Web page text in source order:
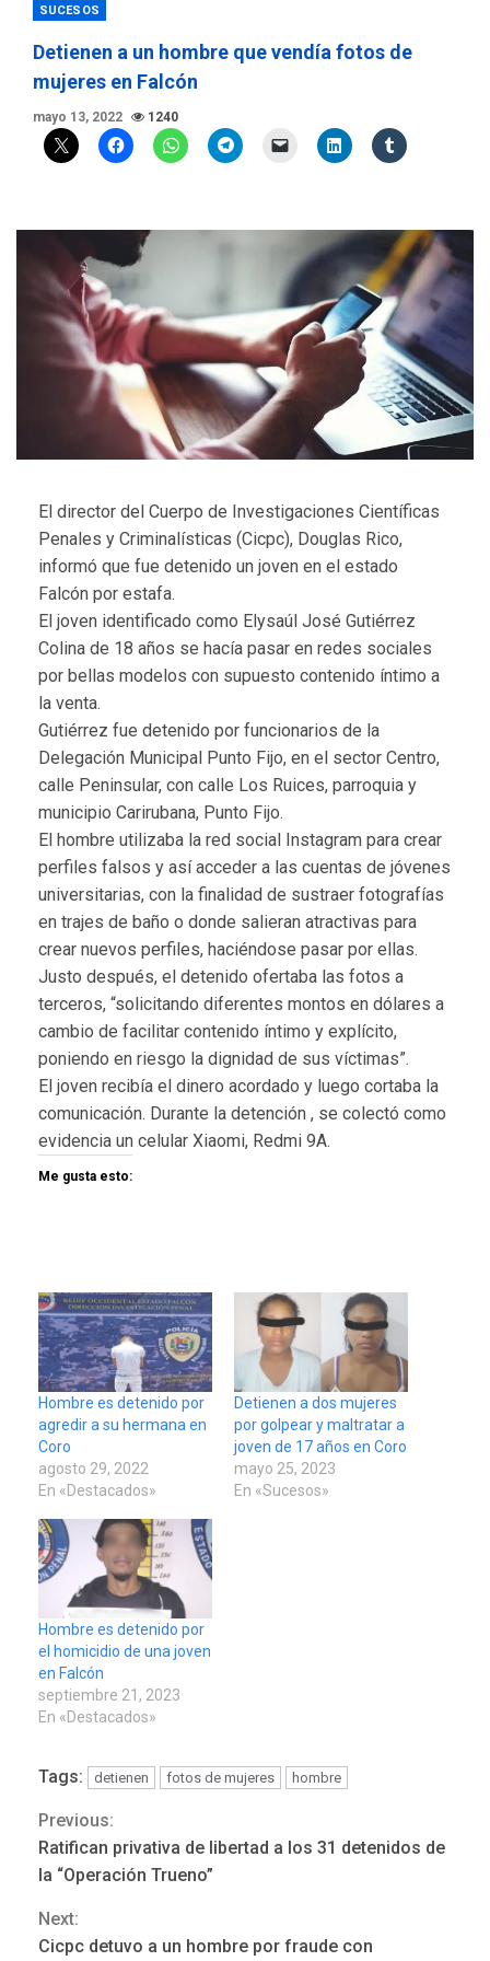
SUCESOS
Detienen a un hombre que vendía fotos de
mujeres en Falcón
mayo 13, 2022 1240
El director del Cuerpo de Investigaciones Científicas
Penales y Criminalísticas (Cicpc), Douglas Rico,
informó que fue detenido un joven en el estado
Falcón por estafa.
El joven identificado como Elysaúl José Gutiérrez
Colina de 18 años se hacía pasar en redes sociales
por bellas modelos con supuesto contenido íntimo a
la venta.
Gutiérrez fue detenido por funcionarios de la
Delegación Municipal Punto Fijo, en el sector Centro,
calle Peninsular, con calle Los Ruices, parroquia y
municipio Carirubana, Punto Fijo.
El hombre utilizaba la red social Instagram para crear
perfiles falsos y así acceder a las cuentas de jóvenes
universitarias, con la finalidad de sustraer fotografías
en trajes de baño o donde salieran atractivas para
crear nuevos perfiles, haciéndose pasar por ellas.
Justo después, el detenido ofertaba las fotos a
terceros, “solicitando diferentes montos en dólares a
cambio de facilitar contenido íntimo y explícito,
poniendo en riesgo la dignidad de sus víctimas”.
El joven recibía el dinero acordado y luego cortaba la
comunicación. Durante la detención , se colectó como
evidencia un celular Xiaomi, Redmi 9A.
Me gusta esto:
Hombre es detenido por
agredir a su hermana en
Coro
agosto 29, 2022
En «Destacados»
Detienen a dos mujeres
por golpear y maltratar a
joven de 17 años en Coro
mayo 25, 2023
En «Sucesos»
Hombre es detenido por
el homicidio de una joven
en Falcón
septiembre 21, 2023
En «Destacados»
Tags: detienen fotos de mujeres hombre
Continue
Reading
Previous:
Ratifican privativa de libertad a los 31 detenidos de
la “Operación Trueno”
Next:
Cicpc detuvo a un hombre por fraude con
3
POLÍTICA
TITULARES
ÚLTIMA HORA
diálogo en Venezuela